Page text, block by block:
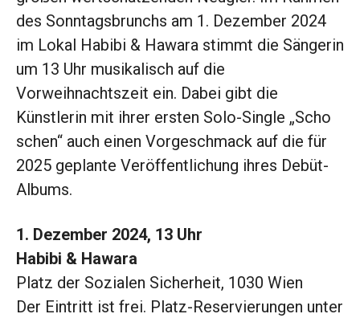
des Sonntagsbrunchs am 1. Dezember 2024
im Lokal Habibi & Hawara stimmt die Sängerin
um 13 Uhr musikalisch auf die
Vorweihnachtszeit ein. Dabei gibt die
Künstlerin mit ihrer ersten Solo-Single „Scho
schen“ auch einen Vorgeschmack auf die für
2025 geplante Veröffentlichung ihres Debüt-
Albums.
1. Dezember 2024, 13 Uhr
Habibi & Hawara
Platz der Sozialen Sicherheit, 1030 Wien
Der Eintritt ist frei. Platz-Reservierungen unter